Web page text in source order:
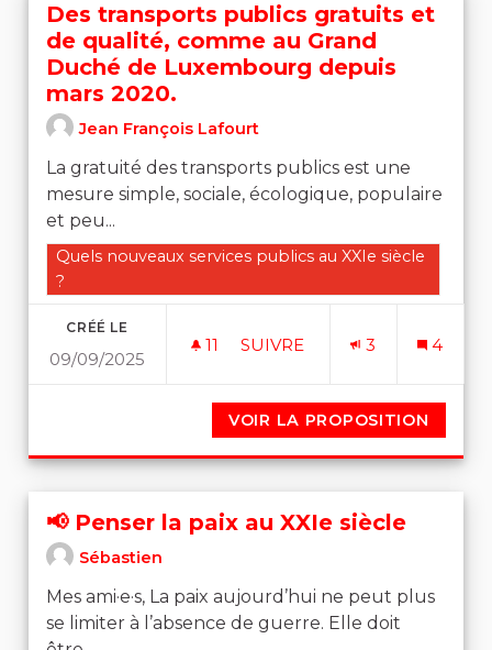
Des transports publics gratuits et
de qualité, comme au Grand
Duché de Luxembourg depuis
mars 2020.
Jean François Lafourt
La gratuité des transports publics est une
mesure simple, sociale, écologique, populaire
et peu...
Filtrer les résultats de la catégorie : Quels nouveaux
Quels nouveaux services publics au XXIe siècle
?
CRÉÉ LE
09/09/2025
11 11 ABONNÉS
SUIVRE 3 4
VOIR LA PROPOSITION
📢 Penser la paix au XXIe siècle
Sébastien
Mes ami·e·s, La paix aujourd’hui ne peut plus
se limiter à l’absence de guerre. Elle doit